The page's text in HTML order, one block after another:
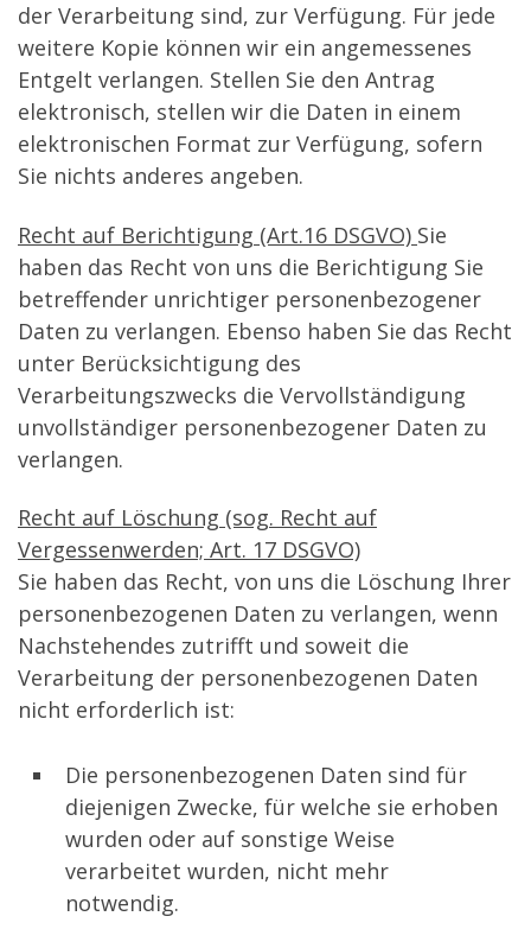
der Verarbeitung sind, zur Verfügung. Für jede
weitere Kopie können wir ein angemessenes
Entgelt verlangen. Stellen Sie den Antrag
elektronisch, stellen wir die Daten in einem
elektronischen Format zur Verfügung, sofern
Sie nichts anderes angeben.
Recht auf Berichtigung (Art.16 DSGVO) Sie
haben das Recht von uns die Berichtigung Sie
betreffender unrichtiger personenbezogener
Daten zu verlangen. Ebenso haben Sie das Recht
unter Berücksichtigung des
Verarbeitungszwecks die Vervollständigung
unvollständiger personenbezogener Daten zu
verlangen.
Recht auf Löschung (sog. Recht auf
Vergessenwerden; Art. 17 DSGVO)
Sie haben das Recht, von uns die Löschung Ihrer
personenbezogenen Daten zu verlangen, wenn
Nachstehendes zutrifft und soweit die
Verarbeitung der personenbezogenen Daten
nicht erforderlich ist:
Die personenbezogenen Daten sind für
diejenigen Zwecke, für welche sie erhoben
wurden oder auf sonstige Weise
verarbeitet wurden, nicht mehr
notwendig.